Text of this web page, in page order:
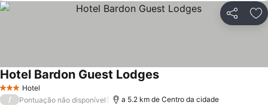
Partilhar
3 EstrelasHotel
Hotel Bardon Guest LodgesVer preços
/ Pontuação não disponível a 5.2 km de Centro da cidade